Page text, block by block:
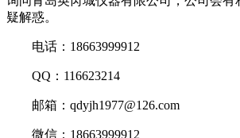
疑解惑。
电话：18663999912
QQ：116623214
邮箱：qdyjh1977@126.com
微信：18663999912